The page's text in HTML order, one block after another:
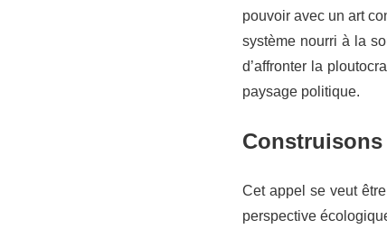
pouvoir avec un art
système nourri à la
d’affronter la
paysage politique.
Cet appel se veut
perspective